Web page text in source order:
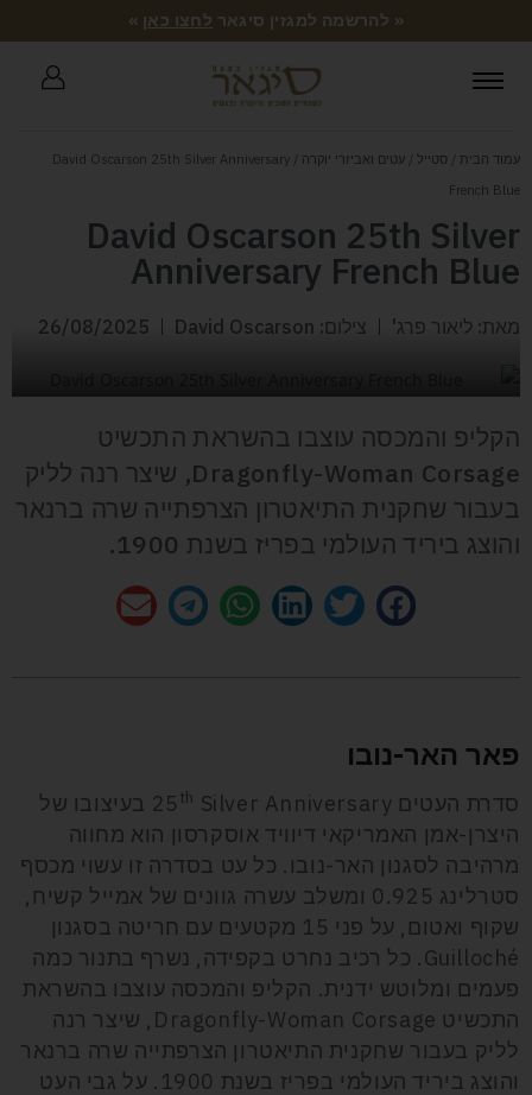
« להרשמה למגזין סיגאר לחצו כאן »
עמוד הבית / סטייל / עטים ואביזרי יוקרה
/ David Oscarson 25th Silver Anniversary
French Blue
David Oscarson 25th Silver
Anniversary French Blue
מאת: ליאור פרג' צילום: David Oscarson 26/08/2025
הקליפ והמכסה עוצבו בהשראת התכשיט
Dragonfly-Woman Corsage, שיצר רנה לליק
בעבור שחקנית התיאטרון הצרפתייה שרה ברנאר
והוצג ביריד העולמי בפריז בשנת 1900.
פאר האר-נובו
סדרת העטים 25 th
Silver Anniversary בעיצובו של
היצרן-אמן האמריקאי דיוויד אוסקרסון הוא מחווה
מרהיבה לסגנון האר-נובו. כל עט בסדרה זו עשוי מכסף
סטרלינג 0.925 ומשלב עשרה גוונים של אמייל קשיח,
שקוף ואטום, על פני 15 מקטעים עם חריטה בסגנון
Guilloché. כל רכיב נחרט בקפידה, נשרף בתנור כמה
פעמים ומלוטש ידנית. הקליפ והמכסה עוצבו בהשראת
התכשיט Dragonfly-Woman Corsage, שיצר רנה
לליק בעבור שחקנית התיאטרון הצרפתייה שרה ברנאר
והוצג ביריד העולמי בפריז בשנת 1900. על גבי העט